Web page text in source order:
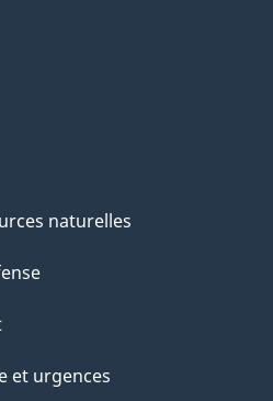
naturelles
et urgences